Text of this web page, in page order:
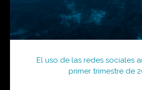
El uso de las redes sociales
primer trimestre de